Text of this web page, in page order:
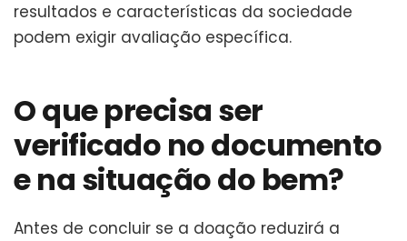
resultados e características da sociedade
podem exigir avaliação específica.
O que precisa ser
verificado no documento
e na situação do bem?
Antes de concluir se a doação reduzirá a